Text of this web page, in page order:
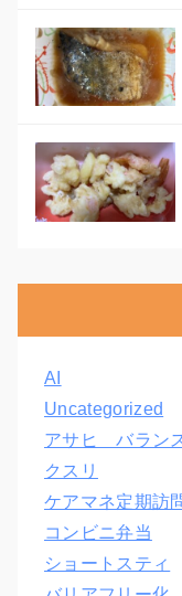
AI
Uncategorized
アサヒ バラン
クスリ
ケアマネ定期訪
コンビニ弁当
ショートスティ